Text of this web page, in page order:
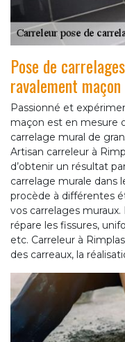
Pose de
ravalement maçon
Passionné et
maçon est en mesure
carrelage mural de
Artisan carreleur à
d’obtenir un résultat
carrelage murale dans
procède à différentes
vos carrelages
répare les fissures,
etc. Carreleur à
des carreaux, la